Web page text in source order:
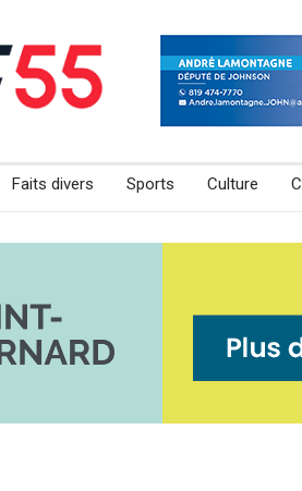
Faits divers Sports Culture